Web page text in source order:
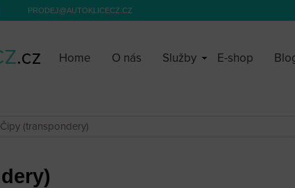
| PRODEJ@AUTOKLICECZ.CZ
Home O nás Služby E-shop
(transpondery)